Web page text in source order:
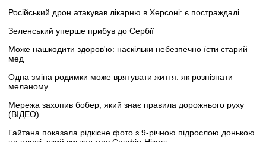
Російський дрон атакував лікарню в Херсоні: є постраждалі
Зеленський уперше прибув до Сербії
Може нашкодити здоров'ю: наскільки небезпечно їсти старий
мед
Одна зміна родимки може врятувати життя: як розпізнати
меланому
Мережа захопив бобер, який знає правила дорожнього руху
(ВІДЕО)
Гайтана показала рідкісне фото з 9-річною підрослою донькою